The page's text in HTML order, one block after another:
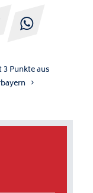

Punkte aus